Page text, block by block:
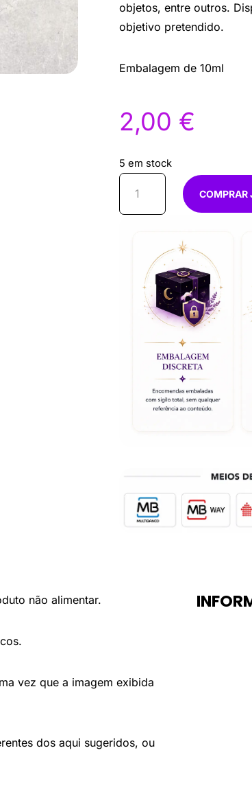
objetos, entre outros.
objetivo pretendido.
Embalagem de 10ml
2,00 €
5 em stock
Quantidade
Negocios
clientes
COMPRAR
não alimentar.
vez que a imagem exibida
dos aqui sugeridos, ou